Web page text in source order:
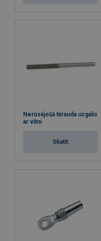
Nerūsējošā tērauda uzgalis
ar vītni
Skatīt